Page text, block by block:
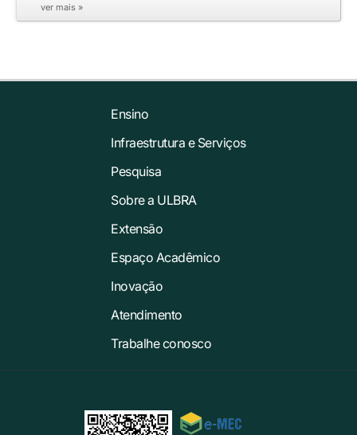
ver mais »
Ensino
Infraestrutura e Serviços
Pesquisa
Sobre a ULBRA
Extensão
Espaço Acadêmico
Inovação
Atendimento
Trabalhe conosco